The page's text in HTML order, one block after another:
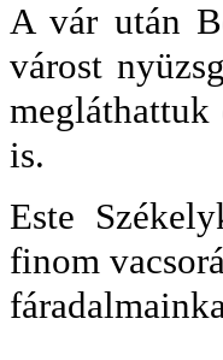
A vár után
várost
megláthattuk
is.
Este
finom